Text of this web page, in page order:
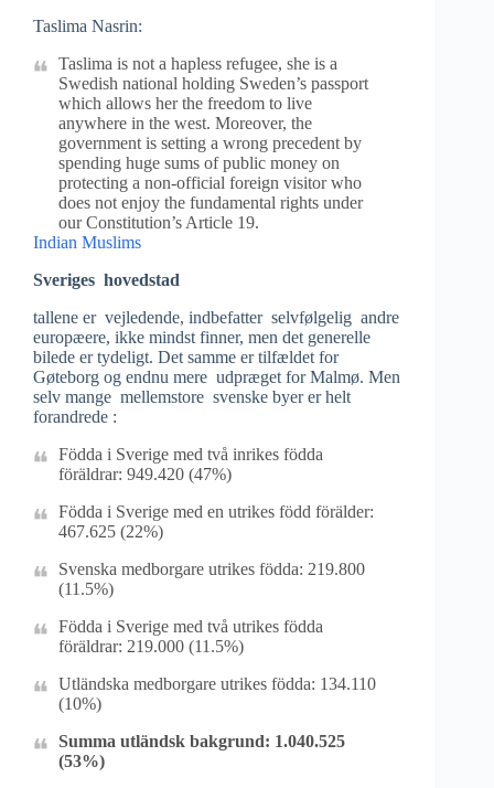
Taslima Nasrin:
Taslima is not a hapless refugee, she is a
Swedish national holding Sweden’s passport
which allows her the freedom to live
anywhere in the west. Moreover, the
government is setting a wrong precedent by
spending huge sums of public money on
protecting a non-official foreign visitor who
does not enjoy the fundamental rights under
our Constitution’s Article 19.
Indian Muslims
Sveriges hovedstad
tallene er vejledende, indbefatter selvfølgelig andre
europæere, ikke mindst finner, men det generelle
bilede er tydeligt. Det samme er tilfældet for
Gøteborg og endnu mere udpræget for Malmø. Men
selv mange mellemstore svenske byer er helt
forandrede :
Födda i Sverige med två inrikes födda
föräldrar: 949.420 (47%)
Födda i Sverige med en utrikes född förälder:
467.625 (22%)
Svenska medborgare utrikes födda: 219.800
(11.5%)
Födda i Sverige med två utrikes födda
föräldrar: 219.000 (11.5%)
Utländska medborgare utrikes födda: 134.110
(10%)
Summa utländsk bakgrund: 1.040.525
(53%)